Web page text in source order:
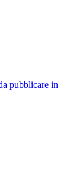
pubblicare in